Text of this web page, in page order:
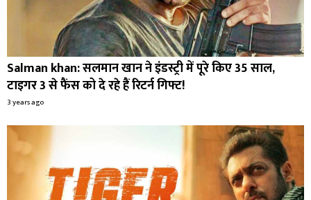
Salman khan: सलमान खान ने इंडस्ट्री में पूरे किए 35 साल,
टाइगर 3 से फैंस को दे रहे हैं रिटर्न गिफ्ट!
3 years ago